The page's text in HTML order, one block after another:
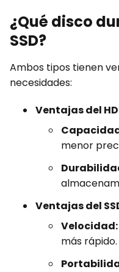
¿Qué disco
SSD?
Ambos tipos tienen
necesidades:
Ventajas del
menor
Ventajas del
Velocidad:
más rápido.